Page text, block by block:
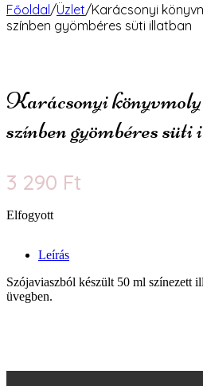
Főoldal/Üzlet/Karácsonyi
színben gyömbéres süti illatban
Karácsonyi
színben gyömbéres
3 290 Ft
Elfogyott
Leírás
Szójaviaszból készült 50 ml színezett
üvegben.